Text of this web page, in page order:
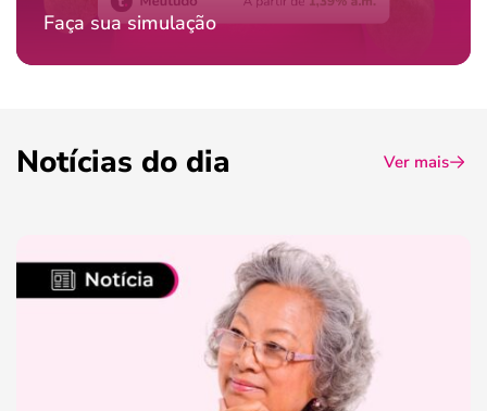
Faça sua simulação
Notícias do dia Ver mais